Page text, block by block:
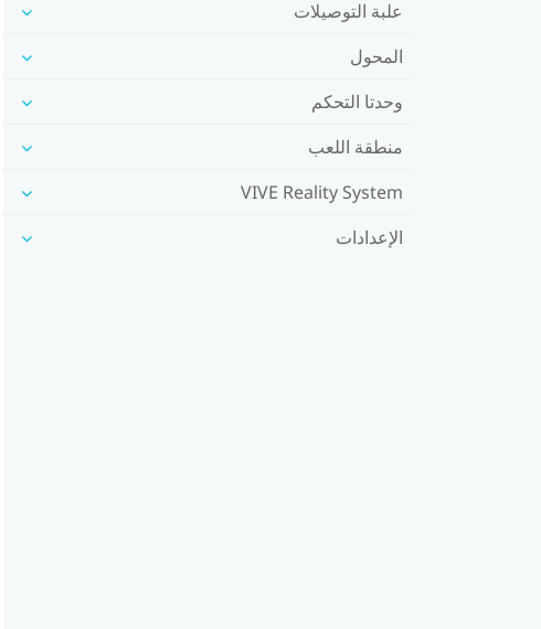
علبة التوصيلات
المحول
وحدتا التحكم
منطقة اللعب
VIVE Reality System
الإعدادات